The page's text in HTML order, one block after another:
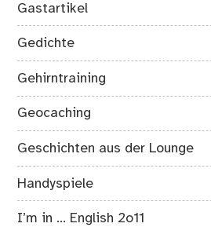
Gastartikel
Gedichte
Gehirntraining
Geocaching
Geschichten aus der Lounge
Handyspiele
I’m in … English 2o11